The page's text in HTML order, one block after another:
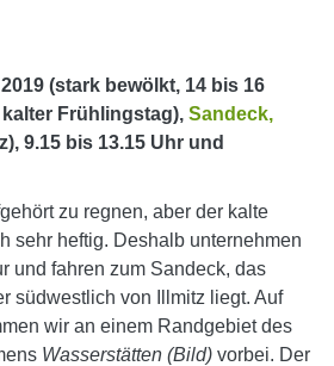
(stark bewölkt, 14 bis 16
Frühlingstag), Sandeck,
9.15 bis 13.15 Uhr und
zu regnen, aber der kalte
sehr heftig. Deshalb unternehmen
und fahren zum Sandeck, das
südwestlich von Illmitz liegt. Auf
wir an einem Randgebiet des
Wasserstätten (Bild) vorbei. Der